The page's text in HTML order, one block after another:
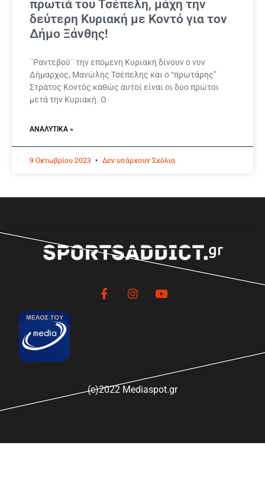
πρωτιά του Τσέπελη, μάχη την
δεύτερη Κυριακή με Κοντό για τον
Δήμο Ξάνθης!
¨Ραντεβού¨ την επόμενη Κυριακή δίνουν ο νυν
Δήμαρχος, Μανώλης Τσέπελης και ο “πρωτάρης”
Στράτος Κοντός καθώς αυτοί είναι οι δύο πρώτοι
μετά την Κυριακή. Ο
ΑΝΑΛΥΤΙΚΆ »
9 Οκτωβρίου 2023 Δεν υπάρχουν Σχόλια
(c)2022 Mediaspot.gr